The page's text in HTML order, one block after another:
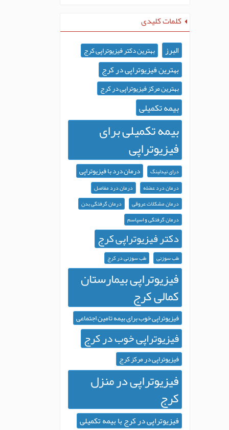
کلمات کلیدی
البرز بهترین دکتر فیزیوتراپی کرج
بهترین فیزیوتراپی در کرج
بهترین مرکز فیزیوتراپی در کرج
بیمه تکمیلی
بیمه تکمیلی برای
فیزیوتراپی
درای نیدلینگ درمان درد با فیزیوتراپی
درمان درد عضله
درمان درد مفاصل
درمان مشکلات عروقی
درمان گرفتگی بدن
درمان گرفتگی و اسپاسم
دکتر فیزیوتراپی کرج
طب سوزنی طب سوزنی در کرج
فیزیوتراپی بیمارستان
کمالی کرج
فیزیوتراپی خوب برای بیمه تامین اجتماعی
فیزیوتراپی خوب در کرج
فیزیوتراپی در مرکز کرج
فیزیوتراپی در منزل
کرج
فیزیوتراپی در کرج با بیمه تکمیلی